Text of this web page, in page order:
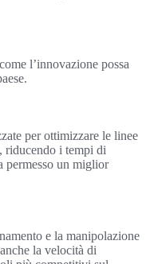
l’innovazione possa
per ottimizzare le linee
riducendo i tempi di
permesso un miglior
e la manipolazione
la velocità di